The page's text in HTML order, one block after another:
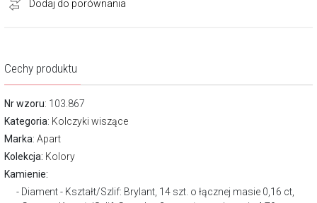
Dodaj do porównania
Cechy produktu
Nr wzoru: 103.867
Kategoria: Kolczyki wiszące
Marka: Apart
Kolekcja: Kolory
Kamienie:
Diament - Kształt/Szlif: Brylant, 14 szt. o łącznej masie 0,16 ct,